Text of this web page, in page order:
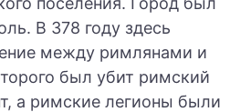
В 378 году здесь
между римлянами и
был убит римский
а римские легионы были